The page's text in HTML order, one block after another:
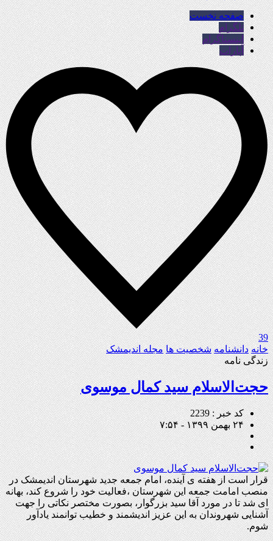
صفحه نخست
تلگرام
اینستاگرام
آپارات
39
خانه دانشنامه شخصیت ها مجله اندیمشک
زندگی نامه
حجت‌الاسلام سید کمال موسوی
کد خبر : 2239
۲۴ بهمن ۱۳۹۹ - ۷:۵۴
قرار است از هفته ی آینده، امام جمعه جدید شهرستان اندیمشک در
منصب امامت جمعه این شهرستان ،فعالیت خود را شروع کند، بهانه
ای شد تا در مورد آقا سید بزرگوار، بصورت مختصر نکاتی را جهت
آشنایی شهروندان به این عزیز اندیشمند و خطیب توانمند یادآور
شوم.